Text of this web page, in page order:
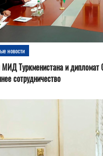
новости
Туркменистана и
сотрудничество